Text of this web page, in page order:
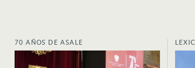
70 AÑOS DE ASALE